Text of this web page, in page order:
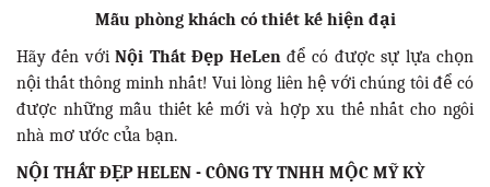
Mẫu phòng khách có thiết kế hiện đại
Hãy đến vớiNội Thất Đẹp HeLenđể có được sự lựa chọn
nội thất thông minh nhất! Vui lòng liên hệ với chúng tôi để có
được những mẫu thiết kế mới và hợp xu thế nhất cho ngôi
nhà mơ ước của bạn.
NỘI THẤT ĐẸP HELEN - CÔNG TY TNHH MỘC MỸ KỲ